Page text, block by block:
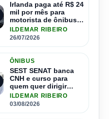
Irlanda paga até R$ 24
mil por mês para
motorista de ônibus e
pode contratar até
1.500 motoristas
ILDEMAR RIBEIRO
26/07/2026
ÔNIBUS
SEST SENAT banca
CNH e curso para
quem quer dirigir
ônibus
ILDEMAR RIBEIRO
03/08/2026